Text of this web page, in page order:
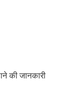
की जानकारी